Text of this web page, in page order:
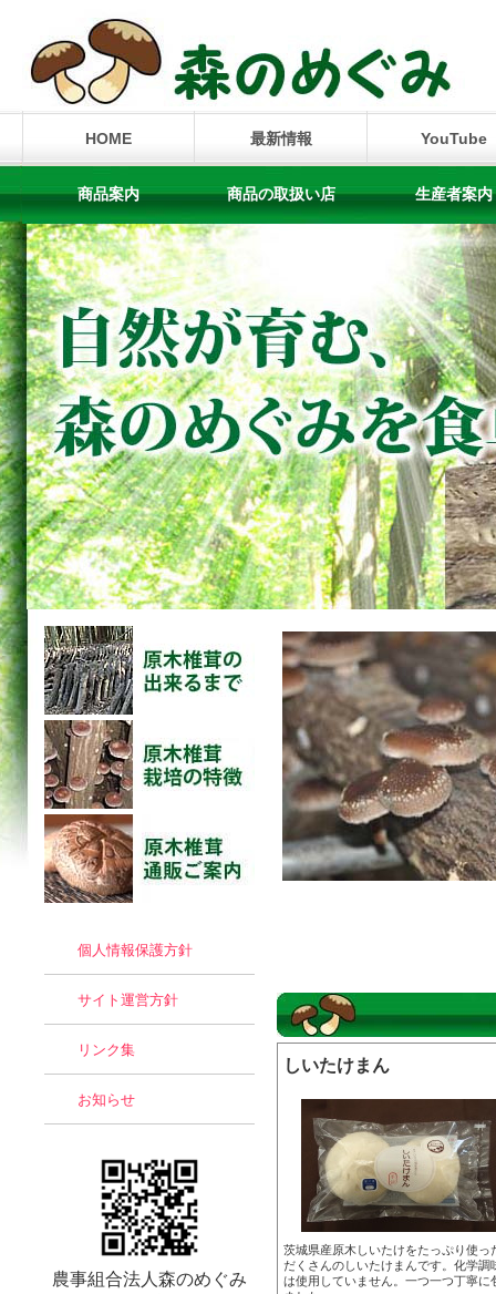
HOME 最新情報 YouTube
商品案内 商品の取扱い店 生産者案内
個人情報保護方針
サイト運営方針
リンク集
お知らせ
農事組合法人森のめぐみ
しいたけまん
茨城県産原木しいたけをたっぷり使っ
だくさんのしいたけまんです。化学調
は使用していません。一つ一つ丁寧に